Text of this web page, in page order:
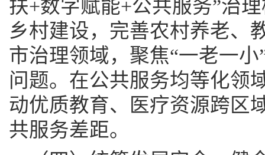
扶+数字赋能+公共服务”治
乡村建设，完善农村养老、
市治理领域，聚焦“一老一
问题。在公共服务均等化领
动优质教育、医疗资源跨区
共服务差距。